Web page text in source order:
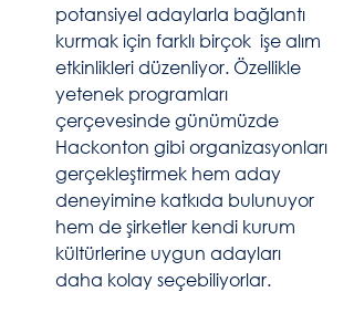
potansiyel adaylarla bağlantı
kurmak için farklı birçok  işe alım
etkinlikleri düzenliyor. Özellikle
yetenek programları
çerçevesinde günümüzde
Hackonton gibi organizasyonları
gerçekleştirmek hem aday
deneyimine katkıda bulunuyor
hem de şirketler kendi kurum
kültürlerine uygun adayları
daha kolay seçebiliyorlar.